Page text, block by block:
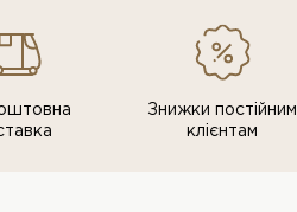
Знижки постiйним
клiєнтам